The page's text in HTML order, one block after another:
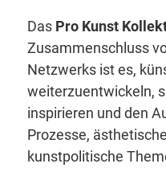
Das Pro Kunst
Zusammenschluss
Netzwerks ist es,
weiterzuentwickeln,
inspirieren und den
Prozesse,
kunstpolitische